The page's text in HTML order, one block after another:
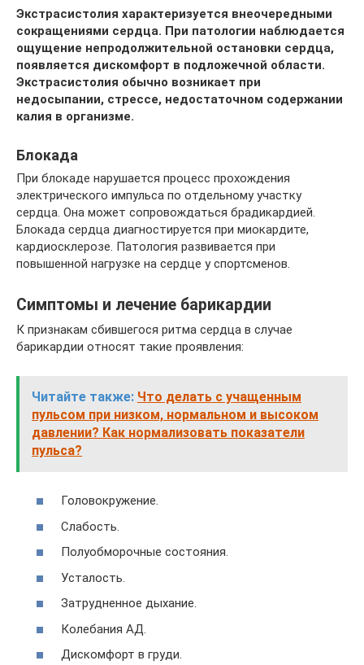
Экстрасистолия характеризуется внеочередными
сокращениями сердца. При патологии наблюдается
ощущение непродолжительной остановки сердца,
появляется дискомфорт в подложечной области.
Экстрасистолия обычно возникает при
недосыпании, стрессе, недостаточном содержании
калия в организме.
Блокада
При блокаде нарушается процесс прохождения
электрического импульса по отдельному участку
сердца. Она может сопровождаться брадикардией.
Блокада сердца диагностируется при миокардите,
кардиосклерозе. Патология развивается при
повышенной нагрузке на сердце у спортсменов.
Симптомы и лечение барикардии
К признакам сбившегося ритма сердца в случае
барикардии относят такие проявления:
Читайте также: Что делать с учащенным
пульсом при низком, нормальном и высоком
давлении? Как нормализовать показатели
пульса?
Головокружение.
Слабость.
Полуобморочные состояния.
Усталость.
Затрудненное дыхание.
Колебания АД.
Дискомфорт в груди.